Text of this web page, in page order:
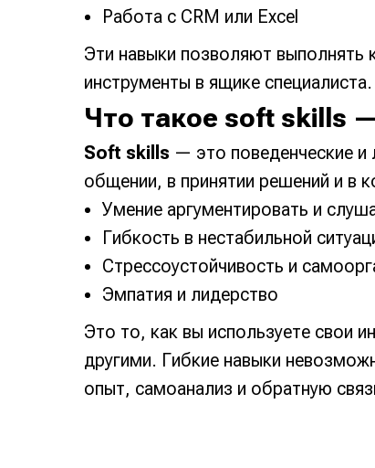
Работа с CRM или Excel
Эти навыки позволяют
инструменты в ящике специалиста.
Что такое soft skills
Soft skills — это поведенческие и
общении, в принятии решений и в
Умение аргументировать и
Гибкость в нестабильной
Стрессоустойчивость и
Эмпатия и лидерство
Это то, как вы используете свои
другими. Гибкие навыки
опыт, самоанализ и обратную